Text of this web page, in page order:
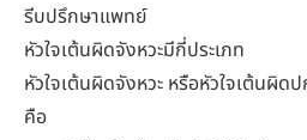
รีบปรึกษาแพทย์
หัวใจเต้นผิดจังหวะมีกี่ประเภท
หัวใจเต้นผิดจังหวะ หรือหัวใจเต้นผิด
คือ